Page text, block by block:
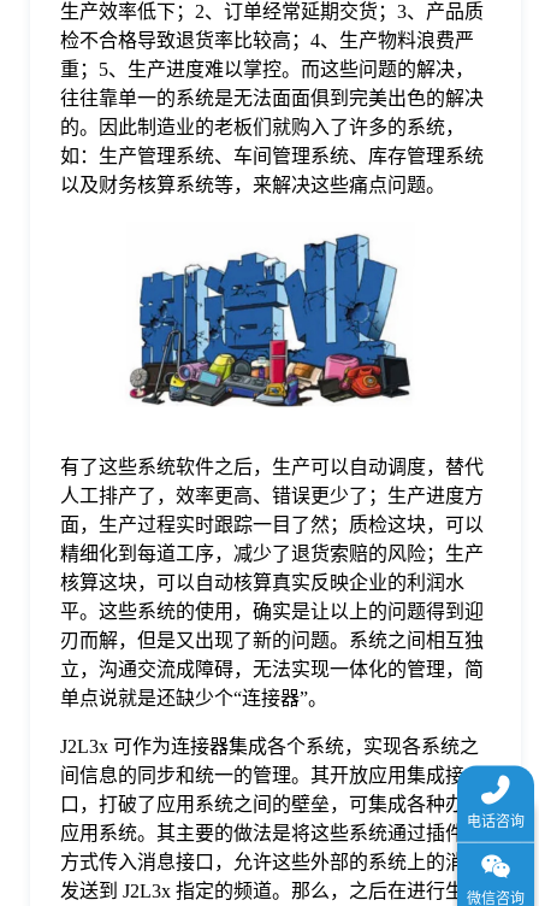
常
生产效率低下；2、订单经常延期交货；3、产品质
检不合格导致退货率比较高；4、生产物料浪费严
重；5、生产进度难以掌控。而这些问题的解决，
往往靠单一的系统是无法面面俱到完美出色的解决
的。因此制造业的老板们就购入了许多的系统，
如：生产管理系统、车间管理系统、库存管理系统
以及财务核算系统等，来解决这些痛点问题。
有了这些系统软件之后，生产可以自动调度，替代
人工排产了，效率更高、错误更少了；生产进度方
面，生产过程实时跟踪一目了然；质检这块，可以
精细化到每道工序，减少了退货索赔的风险；生产
核算这块，可以自动核算真实反映企业的利润水
平。这些系统的使用，确实是让以上的问题得到迎
刃而解，但是又出现了新的问题。系统之间相互独
立，沟通交流成障碍，无法实现一体化的管理，简
单点说就是还缺少个“连接器”。
J2L3x 可作为连接器集成各个系统，实现各系统之
间信息的同步和统一的管理。其开放应用集成接
口，打破了应用系统之间的壁垒，可集成各种办公
应用系统。其主要的做法是将这些系统通过插件的
方式传入消息接口，允许这些外部的系统上的消息
发送到 J2L3x 指定的频道。那么，之后在进行生